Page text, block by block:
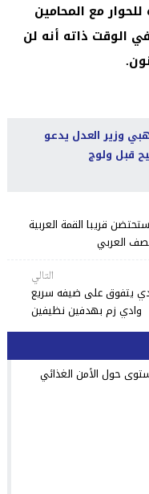
مع المحامين
الوقت ذاته أنه لن
وزير العدل يدعو
قبل ولوج
قريبا القمة العربية
العربي
التالي
يتفوق على ضيفه سريع
وادي زم بهدفين نظيفين